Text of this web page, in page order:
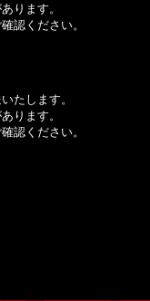
ります。
確認ください。
たします。
ります。
確認ください。